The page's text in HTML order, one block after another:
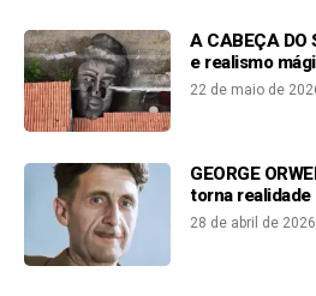
A CABEÇA DO
e realismo
22 de maio de
GEORGE
torna realidade
28 de abril de 2026